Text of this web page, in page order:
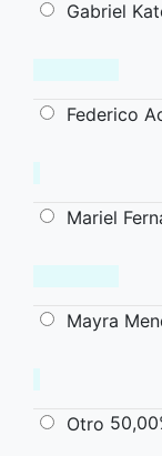
Gabriel
Federico
Mariel
Mayra
Otro